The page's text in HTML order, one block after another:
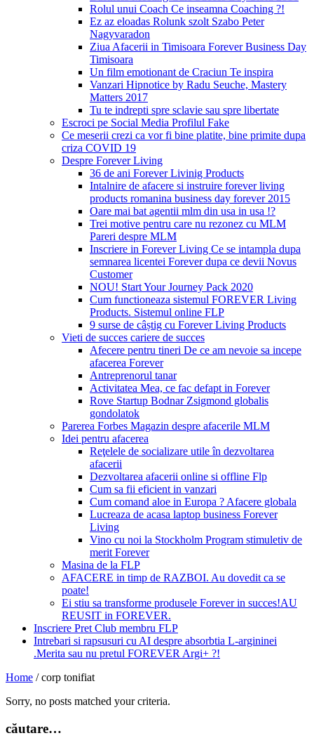
Rolul unui Coach Ce inseamna Coaching ?!
Ez az eloadas Rolunk szolt Szabo Peter
Nagyvaradon
Ziua Afacerii in Timisoara Forever Business Day
Timisoara
Un film emotionant de Craciun Te inspira
Vanzari Hipnotice by Radu Seuche, Mastery
Matters 2017
Tu te indrepti spre sclavie sau spre libertate
Escroci pe Social Media Profilul Fake
Ce meserii crezi ca vor fi bine platite, bine primite dupa
criza COVID 19
Despre Forever Living
36 de ani Forever Livinig Products
Intalnire de afacere si instruire forever living
products romanina business day forever 2015
Oare mai bat agentii mlm din usa in usa !?
Trei motive pentru care nu rezonez cu MLM
Pareri despre MLM
Inscriere in Forever Living Ce se intampla dupa
semnarea licentei Forever dupa ce devii Novus
Customer
NOU! Start Your Journey Pack 2020
Cum functioneaza sistemul FOREVER Living
Products. Sistemul online FLP
9 surse de câștig cu Forever Living Products
Vieti de succes cariere de succes
Afecere pentru tineri De ce am nevoie sa incepe
afacerea Forever
Antreprenorul tanar
Activitatea Mea, ce fac defapt in Forever
Rove Startup Bodnar Zsigmond globalis
gondolatok
Parerea Forbes Magazin despre afacerile MLM
Idei pentru afacerea
Reţelele de socializare utile în dezvoltarea
afacerii
Dezvoltarea afacerii online si offline Flp
Cum sa fii eficient in vanzari
Cum comand aloe in Europa ? Afacere globala
Lucreaza de acasa laptop business Forever
Living
Vino cu noi la Stockholm Program stimuletiv de
merit Forever
Masina de la FLP
AFACERE in timp de RAZBOI. Au dovedit ca se
poate!
Ei stiu sa transforme produsele Forever in succes!AU
REUSIT in FOREVER.
Inscriere Pret Club membru FLP
Intrebari si rapsusuri cu AI despre absorbtia L-argininei
.Merita sau nu pretul FOREVER Argi+ ?!
Home / corp tonifiat
Sorry, no posts matched your criteria.
căutare…